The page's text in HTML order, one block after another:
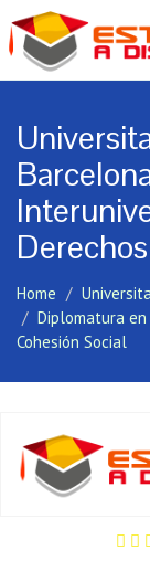
Home
Diplomatura
Cohesión Social